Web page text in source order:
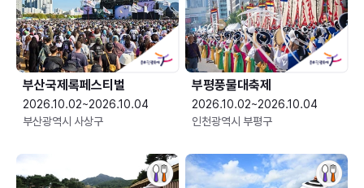
부산국제록페스티벌
2026.10.02~2026.10.04
부산광역시 사상구
부평풍물대축제
2026.10.02~2026.10.04
인천광역시 부평구